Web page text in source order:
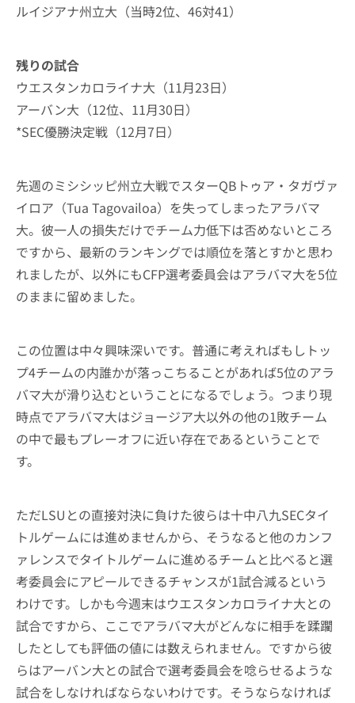
ルイジアナ州立大（当時2位、46対41）
残りの試合
ウエスタンカロライナ大（11月23日）
アーバン大（12位、11月30日）
*SEC優勝決定戦（12月7日）
先週のミシシッピ州立大戦でスターQBトゥア・タガヴァ
イロア（Tua Tagovailoa）を失ってしまったアラバマ
大。彼一人の損失だけでチーム力低下は否めないところ
ですから、最新のランキングでは順位を落とすかと思わ
れましたが、以外にもCFP選考委員会はアラバマ大を5位
のままに留めました。
この位置は中々興味深いです。普通に考えればもしトッ
プ4チームの内誰かが落っこちることがあれば5位のアラ
バマ大が滑り込むということになるでしょう。つまり現
時点でアラバマ大はジョージア大以外の他の1敗チーム
の中で最もプレーオフに近い存在であるということで
す。
ただLSUとの直接対決に負けた彼らは十中八九SECタイ
トルゲームには進めませんから、そうなると他のカンフ
ァレンスでタイトルゲームに進めるチームと比べると選
考委員会にアピールできるチャンスが1試合減るという
わけです。しかも今週末はウエスタンカロライナ大との
試合ですから、ここでアラバマ大がどんなに相手を蹂躙
したとしても評価の値には数えられません。ですから彼
らはアーバン大との試合で選考委員会を唸らせるような
試合をしなければならないわけです。そうならなければ